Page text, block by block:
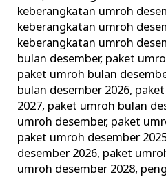
keberangkatan umroh
keberangkatan umroh
keberangkatan umroh
bulan desember, paket
paket umroh bulan
bulan desember 2026,
2027, paket umroh bulan
umroh desember, paket
paket umroh desember
desember 2026, paket
umroh desember 2028,